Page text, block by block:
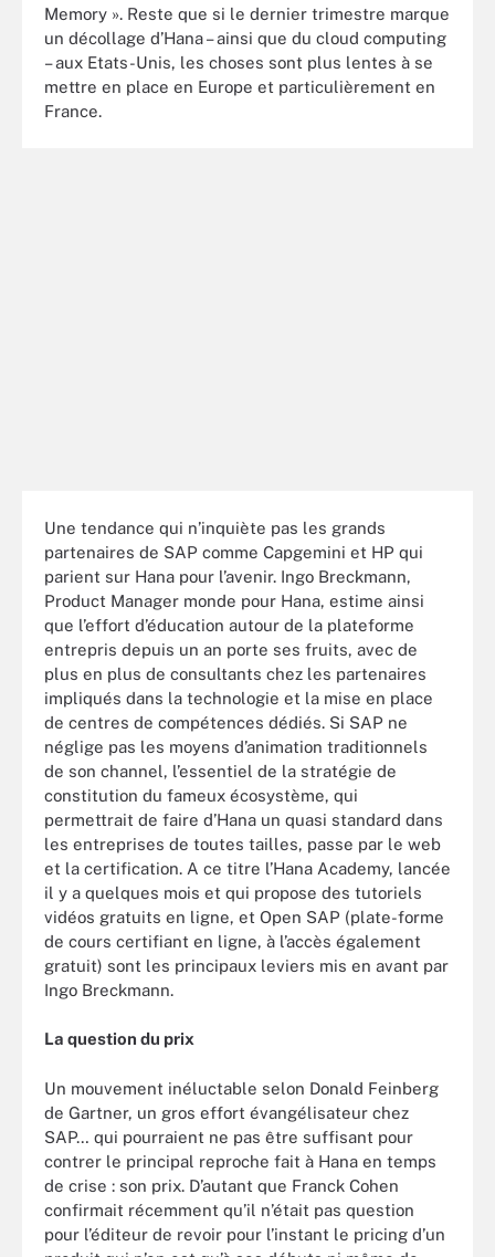
Memory ». Reste que si le dernier trimestre marque
un décollage d’Hana – ainsi que du cloud computing
– aux Etats-Unis, les choses sont plus lentes à se
mettre en place en Europe et particulièrement en
France.
Une tendance qui n’inquiète pas les grands
partenaires de SAP comme Capgemini et HP qui
parient sur Hana pour l’avenir. Ingo Breckmann,
Product Manager monde pour Hana, estime ainsi
que l’effort d’éducation autour de la plateforme
entrepris depuis un an porte ses fruits, avec de
plus en plus de consultants chez les partenaires
impliqués dans la technologie et la mise en place
de centres de compétences dédiés. Si SAP ne
néglige pas les moyens d’animation traditionnels
de son channel, l’essentiel de la stratégie de
constitution du fameux écosystème, qui
permettrait de faire d’Hana un quasi standard dans
les entreprises de toutes tailles, passe par le web
et la certification. A ce titre l’Hana Academy, lancée
il y a quelques mois et qui propose des tutoriels
vidéos gratuits en ligne, et Open SAP (plate-forme
de cours certifiant en ligne, à l’accès également
gratuit) sont les principaux leviers mis en avant par
Ingo Breckmann.
La question du prix
Un mouvement inéluctable selon Donald Feinberg
de Gartner, un gros effort évangélisateur chez
SAP… qui pourraient ne pas être suffisant pour
contrer le principal reproche fait à Hana en temps
de crise : son prix. D’autant que Franck Cohen
confirmait récemment qu’il n’était pas question
pour l’éditeur de revoir pour l’instant le pricing d’un